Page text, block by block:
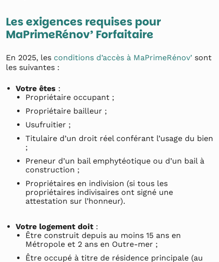
Les exigences requises pour
MaPrimeRénov’ Forfaitaire
En 2025, les conditions d’accès à MaPrimeRénov’ sont
les suivantes :
Votre êtes :
Propriétaire occupant ;
Propriétaire bailleur ;
Usufruitier ;
Titulaire d’un droit réel conférant l’usage du bien
;
Preneur d’un bail emphytéotique ou d’un bail à
construction ;
Propriétaires en indivision (si tous les
propriétaires indivisaires ont signé une
attestation sur l’honneur).
Votre logement doit :
Être construit depuis au moins 15 ans en
Métropole et 2 ans en Outre-mer ;
Être occupé à titre de résidence principale (au